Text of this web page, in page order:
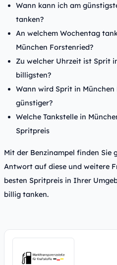
Wann kann ich am
tanken?
An welchem Wochentag
München Forstenried?
Zu welcher Uhrzeit ist Sprit
billigsten?
Wann wird Sprit in
günstiger?
Welche Tankstelle in
Spritpreis
Mit der Benzinampel finden Sie
Antwort auf diese und weitere
besten Spritpreis in Ihrer
billig tanken.